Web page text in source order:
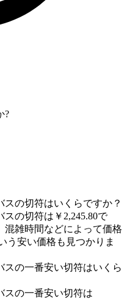
?
の切符はいくらですか？
の切符は￥2,245.80で
混雑時間などによって価格
う安い価格も見つかりま
スの一番安い切符はいくら
スの一番安い切符は